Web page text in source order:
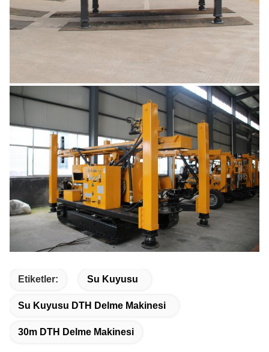
Etiketler: Su Kuyusu
Su Kuyusu DTH Delme Makinesi
30m DTH Delme Makinesi